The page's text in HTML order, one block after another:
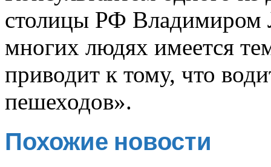
столицы РФ Владимиром
многих людях имеется
приводит к тому, что
пешеходов».
Похожие новости